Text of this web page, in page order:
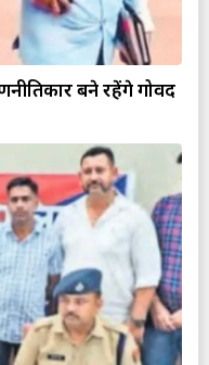
बने रहेंगे गोविंद